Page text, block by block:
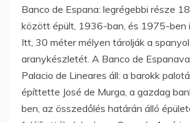
Banco de Espana: legrégebbi része
között épült, 1936-ban, és 1975-ben
Itt, 30 méter mélyen tárolják a
aranykészletét. A Banco de
Palacio de Lineares áll: a barokk
építtette José de Murga, a gazdag
ben, az összedőlés határán álló